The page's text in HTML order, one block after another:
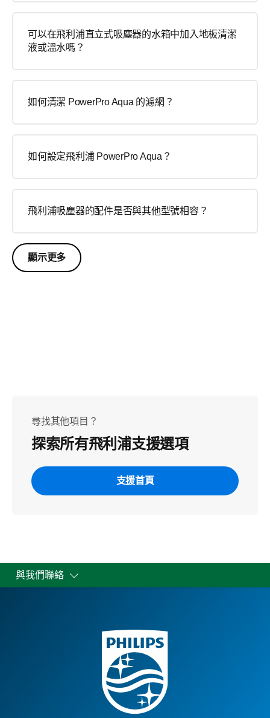
可以在飛利浦直立式吸塵器的水箱中加入地板清潔
液或溫水嗎？
如何清潔 PowerPro Aqua 的濾網？
如何設定飛利浦 PowerPro Aqua？
飛利浦吸塵器的配件是否與其他型號相容？
顯示更多
尋找其他項目？
探索所有飛利浦支援選項
支援首頁
與我們聯絡